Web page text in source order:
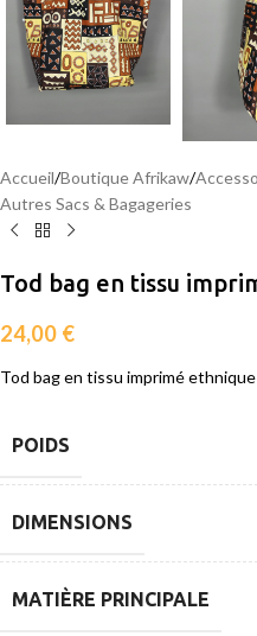
Accueil/Boutique Afrikaw/
Autres Sacs & Bagageries
Tod bag en tissu
24,00 €
Tod bag en tissu imprimé ethnique
POIDS
DIMENSIONS
MATIÈRE PRINCIPALE